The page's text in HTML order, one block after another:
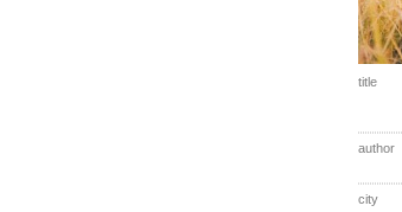
title
author
city